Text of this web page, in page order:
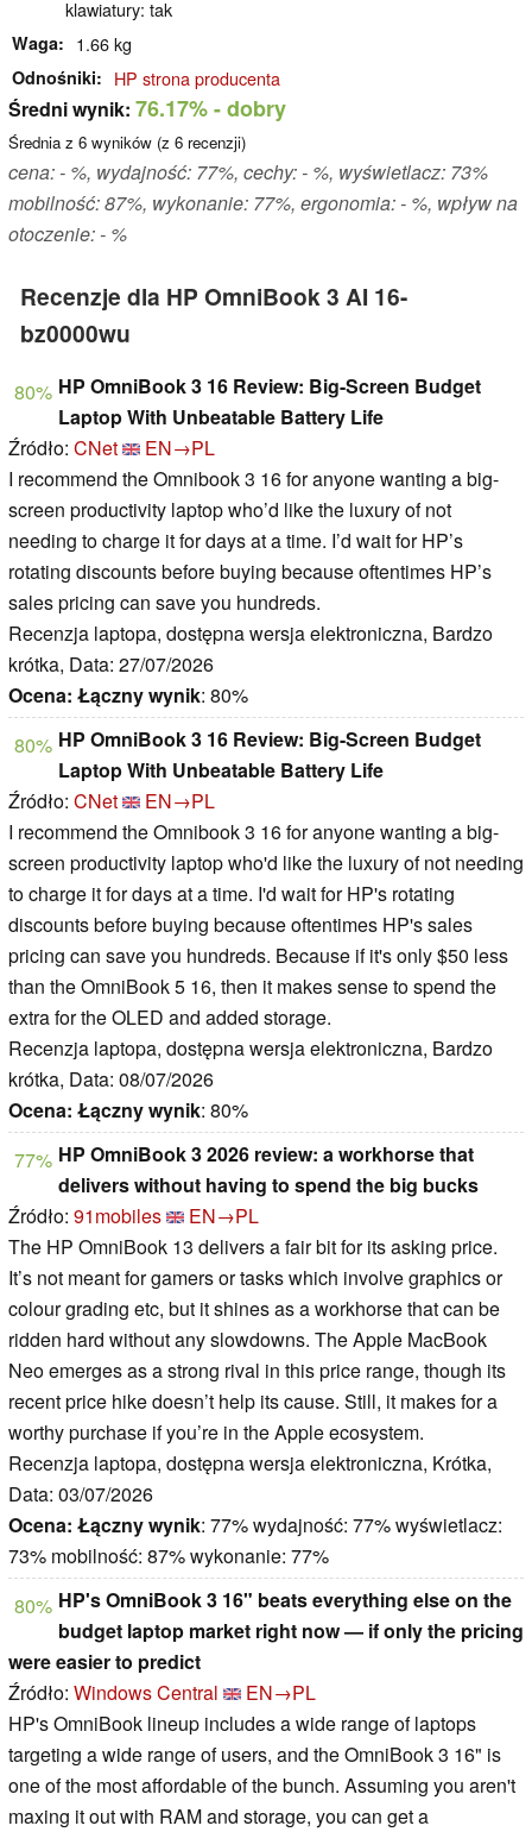
klawiatury: tak
Waga 1.66 kg
Odnośniki HP strona producenta
Średni wynik: 76.17%- dobry
Średnia z 6 wyników (z 6 recenzji)
cena: - %, wydajność: 77%, cechy: - %, wyświetlacz: 73%
mobilność: 87%, wykonanie: 77%, ergonomia: - %, wpływ na
otoczenie: - %
Recenzje dla HP OmniBook 3 AI 16-
bz0000wu
80% HP OmniBook 3 16 Review: Big-Screen Budget
Laptop With Unbeatable Battery Life
Źródło: CNet
EN→PL
I recommend the Omnibook 3 16 for anyone wanting a big-
screen productivity laptop who’d like the luxury of not
needing to charge it for days at a time. I’d wait for HP’s
rotating discounts before buying because oftentimes HP’s
sales pricing can save you hundreds.
Recenzja laptopa, dostępna wersja elektroniczna, Bardzo
krótka, Data: 27/07/2026
Ocena: Łączny wynik: 80%
80% HP OmniBook 3 16 Review: Big-Screen Budget
Laptop With Unbeatable Battery Life
Źródło: CNet
EN→PL
I recommend the Omnibook 3 16 for anyone wanting a big-
screen productivity laptop who'd like the luxury of not needing
to charge it for days at a time. I'd wait for HP's rotating
discounts before buying because oftentimes HP's sales
pricing can save you hundreds. Because if it's only $50 less
than the OmniBook 5 16, then it makes sense to spend the
extra for the OLED and added storage.
Recenzja laptopa, dostępna wersja elektroniczna, Bardzo
krótka, Data: 08/07/2026
Ocena: Łączny wynik: 80%
77% HP OmniBook 3 2026 review: a workhorse that
delivers without having to spend the big bucks
Źródło: 91mobiles
EN→PL
The HP OmniBook 13 delivers a fair bit for its asking price.
It’s not meant for gamers or tasks which involve graphics or
colour grading etc, but it shines as a workhorse that can be
ridden hard without any slowdowns. The Apple MacBook
Neo emerges as a strong rival in this price range, though its
recent price hike doesn’t help its cause. Still, it makes for a
worthy purchase if you’re in the Apple ecosystem.
Recenzja laptopa, dostępna wersja elektroniczna, Krótka,
Data: 03/07/2026
Ocena: Łączny wynik: 77% wydajność: 77% wyświetlacz:
73% mobilność: 87% wykonanie: 77%
80% HP's OmniBook 3 16" beats everything else on the
budget laptop market right now — if only the pricing
were easier to predict
Źródło: Windows Central
EN→PL
HP's OmniBook lineup includes a wide range of laptops
targeting a wide range of users, and the OmniBook 3 16" is
one of the most affordable of the bunch. Assuming you aren't
maxing it out with RAM and storage, you can get a